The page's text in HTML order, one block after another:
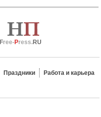
Free-Press.RU
Праздники
Работа и карьера